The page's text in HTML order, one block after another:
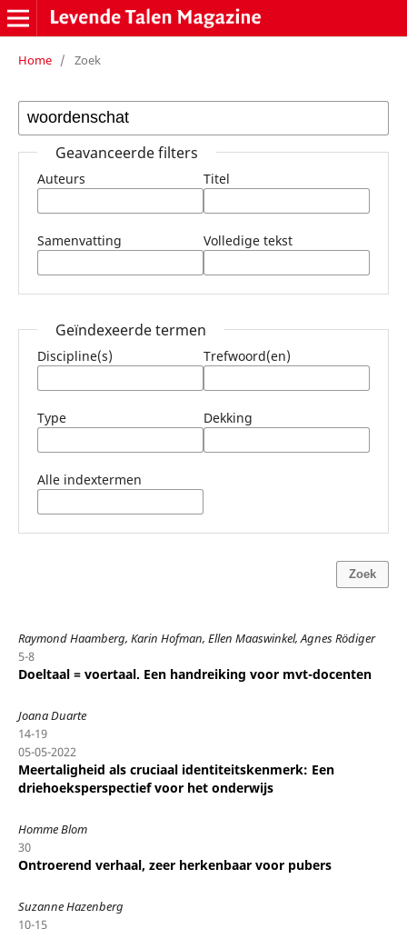
Home / Zoek
Geavanceerde filters
Auteurs Titel
Samenvatting Volledige tekst
Geïndexeerde termen
Discipline(s) Trefwoord(en)
Type Dekking
Alle indextermen
Zoek
Raymond Haamberg, Karin Hofman, Ellen Maaswinkel, Agnes Rödiger
5-8
Doeltaal = voertaal. Een handreiking voor mvt-docenten
Joana Duarte
14-19
05-05-2022
Meertaligheid als cruciaal identiteitskenmerk: Een
driehoeksperspectief voor het onderwijs
Homme Blom
30
Ontroerend verhaal, zeer herkenbaar voor pubers
Suzanne Hazenberg
10-15